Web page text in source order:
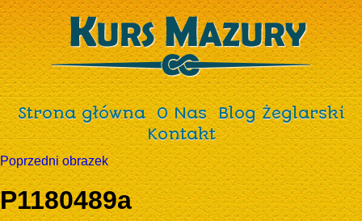
Strona główna O Nas
Blog Żeglarski
Kontakt
Poprzedni obrazek
P1180489a